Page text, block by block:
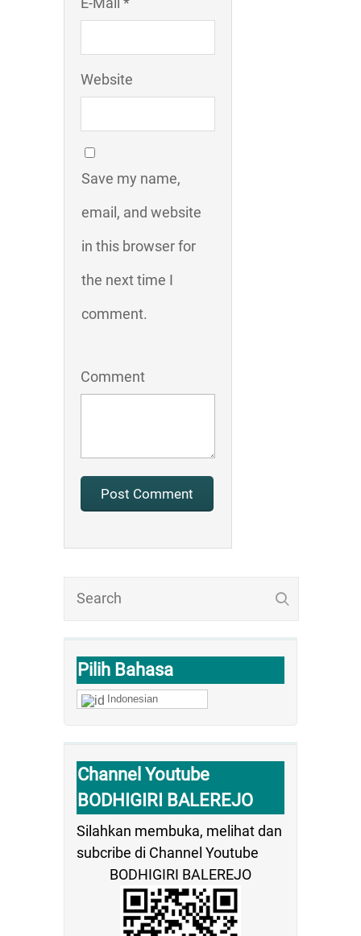
Pilih Bahasa
Indonesian
Channel Youtube
BODHIGIRI BALEREJO
Silahkan membuka, melihat dan
subcribe di Channel Youtube
BODHIGIRI BALEREJO
Website
Save my name,
email, and website
in this browser for
the next time I
comment.
Comment